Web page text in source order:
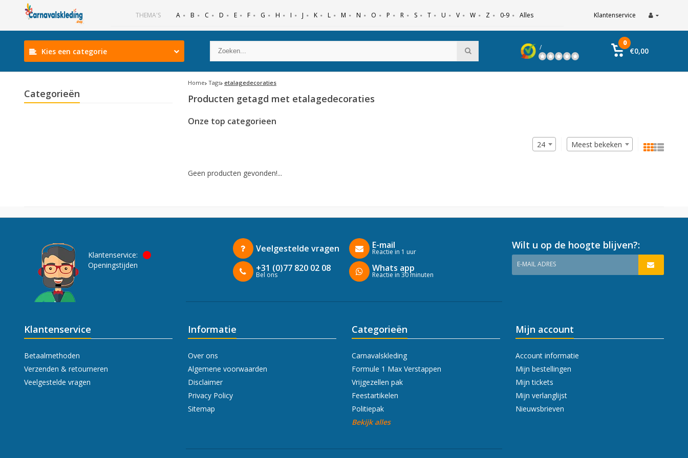
THEMA'S A B C D E F G H I J K L M N O P R S T U V W Z 0-9 Alles Klantenservice
Kies een categorie /
0
€0,00
Categorieën
Home Tags etalagedecoraties
Producten getagd met etalagedecoraties
Onze top categorieen
Meest bekeken
24
Geen producten gevonden!...
Klantenservice:
Openingstijden
Veelgestelde vragen
+31 (0)77 820 02 08
Bel ons
E-mail
Reactie in 1 uur
Whats app
Reactie in 30 minuten
Wilt u op de hoogte blijven?:
E-MAIL ADRES
Klantenservice
Betaalmethoden
Verzenden & retourneren
Veelgestelde vragen
Informatie
Over ons
Algemene voorwaarden
Disclaimer
Privacy Policy
Sitemap
Categorieën
Carnavalskleding
Formule 1 Max Verstappen
Vrijgezellen pak
Feestartikelen
Politiepak
Bekijk alles
Mijn account
Account informatie
Mijn bestellingen
Mijn tickets
Mijn verlanglijst
Nieuwsbrieven